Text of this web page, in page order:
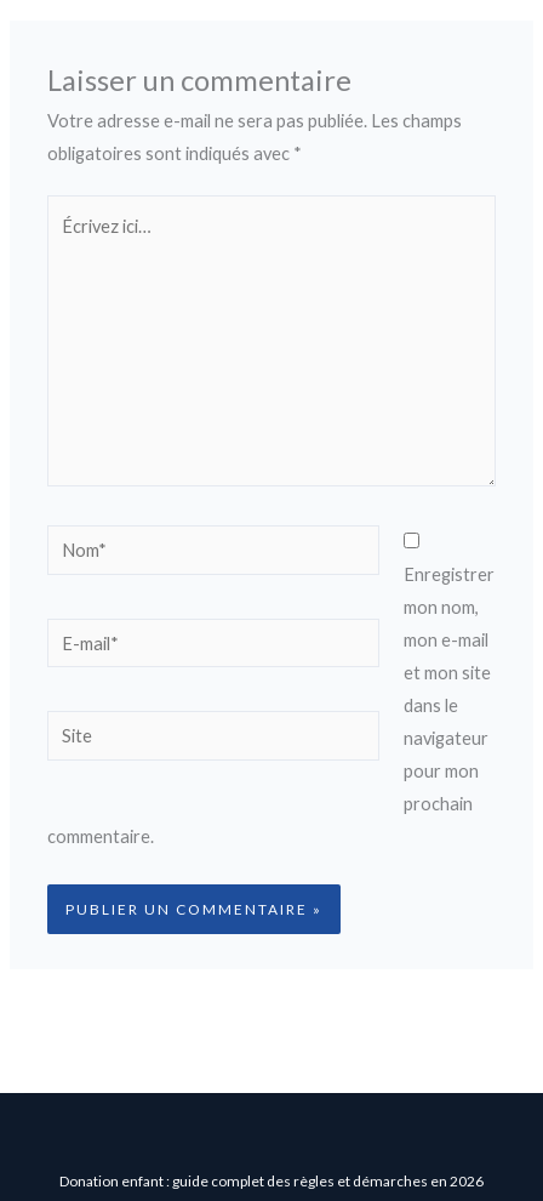
Laisser un commentaire
Votre adresse e-mail ne sera pas publiée. Les champs
obligatoires sont indiqués avec *
Écrivez
Nom*
E-
Site
Enregistrer
mon nom,
mon e-mail
et mon site
dans le
navigateur
pour mon
prochain
commentaire.
Donation enfant : guide complet des règles et démarches en 2026